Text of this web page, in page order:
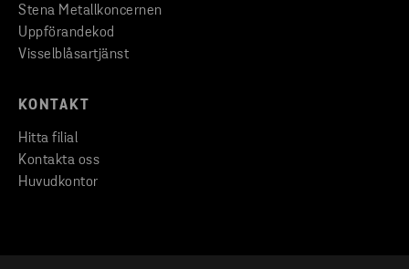
Stena Metallkoncernen
Uppförandekod
Visselblåsartjänst
KONTAKT
Hitta filial
Kontakta oss
Huvudkontor